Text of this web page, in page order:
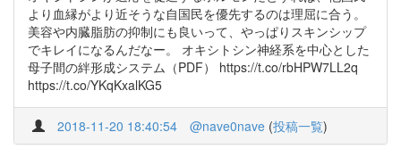
より血縁がより近そうな自国民を優先するのは理屈に合う。
美容や内臓脂肪の抑制にも良いって、やっぱりスキンシップ
でキレイになるんだなー。 オキシトシン神経系を中心とした
母子間の絆形成システム（PDF） https://t.co/rbHPW7LL2q
https://t.co/YKqKxalKG5
2018-11-20 18:40:54 @nave0nave (投稿一覧)